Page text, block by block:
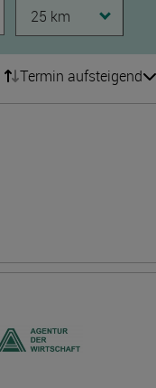
25 km
Seite wechseln
Termin aufsteigend